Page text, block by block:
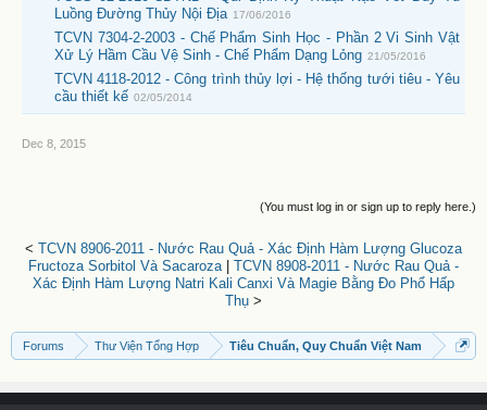
Luồng Đường Thủy Nội Địa 17/06/2016
TCVN 7304-2-2003 - Chế Phẩm Sinh Học - Phần 2 Vi Sinh Vật
Xử Lý Hầm Cầu Vệ Sinh - Chế Phẩm Dạng Lỏng 21/05/2016
TCVN 4118-2012 - Công trình thủy lợi - Hệ thống tưới tiêu - Yêu
cầu thiết kế 02/05/2014
Dec 8, 2015
(You must log in or sign up to reply here.)
< TCVN 8906-2011 - Nước Rau Quả - Xác Định Hàm Lượng Glucoza
Fructoza Sorbitol Và Sacaroza
TCVN 8908-2011 - Nước Rau Quả -
Xác Định Hàm Lượng Natri Kali Canxi Và Magie Bằng Đo Phổ Hấp
Thụ >
Forums Thư Viện Tổng Hợp Tiêu Chuẩn, Quy Chuẩn Việt Nam